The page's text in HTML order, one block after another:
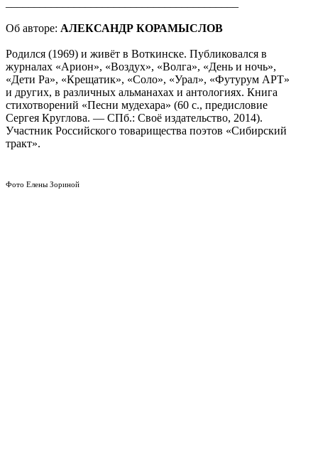
Об авторе: АЛЕКСАНДР КОРАМЫСЛОВ
Родился (1969) и живёт в Воткинске. Публиковался в
журналах «Арион», «Воздух», «Волга», «День и ночь»,
«Дети Ра», «Крещатик», «Соло», «Урал», «Футурум АРТ»
и других, в различных альманахах и антологиях. Книга
стихотворений «Песни мудехара» (60 с., предисловие
Сергея Круглова. — СПб.: Своё издательство, 2014).
Участник Российского товарищества поэтов «Сибирский
тракт».
Фото Елены Зориной